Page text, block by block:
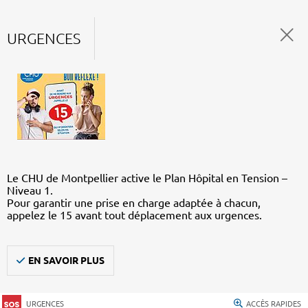
URGENCES
Le CHU de Montpellier active le Plan Hôpital en Tension –
Niveau 1.
Pour garantir une prise en charge adaptée à chacun,
appelez le 15 avant tout déplacement aux urgences.
EN SAVOIR PLUS
URGENCES ACCÈS RAPIDES